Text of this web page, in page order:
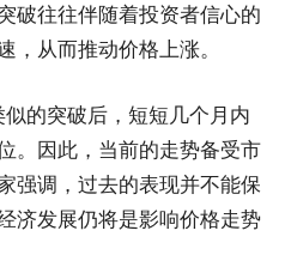
破往往伴随着投资者信心的
，从而推动价格上涨。
的突破后，短短几个月内
。因此，当前的走势备受市
强调，过去的表现并不能保
济发展仍将是影响价格走势